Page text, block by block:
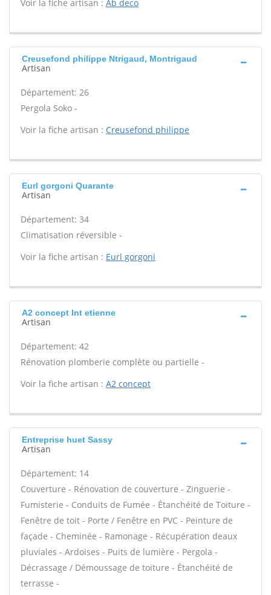
Voir la fiche artisan : Ab deco
Creusefond philippe Ntrigaud, Montrigaud
Artisan
Département: 26
Pergola Soko -
Voir la fiche artisan : Creusefond philippe
Eurl gorgoni Quarante
Artisan
Département: 34
Climatisation réversible -
Voir la fiche artisan : Eurl gorgoni
A2 concept Int etienne
Artisan
Département: 42
Rénovation plomberie complète ou partielle -
Voir la fiche artisan : A2 concept
Entreprise huet Sassy
Artisan
Département: 14
Couverture - Rénovation de couverture - Zinguerie -
Fumisterie - Conduits de Fumée - Étanchéité de Toiture -
Fenêtre de toit - Porte / Fenêtre en PVC - Peinture de
façade - Cheminée - Ramonage - Récupération deaux
pluviales - Ardoises - Puits de lumière - Pergola -
Décrassage / Démoussage de toiture - Étanchéité de
terrasse -